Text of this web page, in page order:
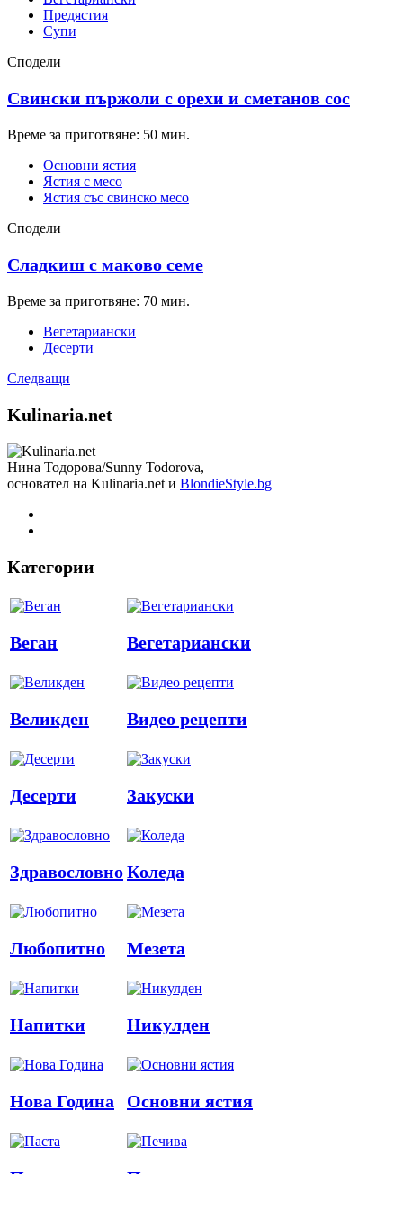
Предястия
Супи
Сподели
Свински пържоли с орехи и сметанов сос
Време за приготвяне: 50 мин.
Основни ястия
Ястия с месо
Ястия със свинско месо
Сподели
Сладкиш с маково семе
Време за приготвяне: 70 мин.
Вегетариански
Десерти
Следващи
Kulinaria.net
Нина Тодорова/Sunny Todorova,
основател на Kulinaria.net и BlondieStyle.bg
Категории
Веган Вегетариански
Великден Видео рецепти
Десерти Закуски
ЗдравословноКоледа
Любопитно Мезета
Напитки Никулден
Нова Година Основни ястия
Паста Печива